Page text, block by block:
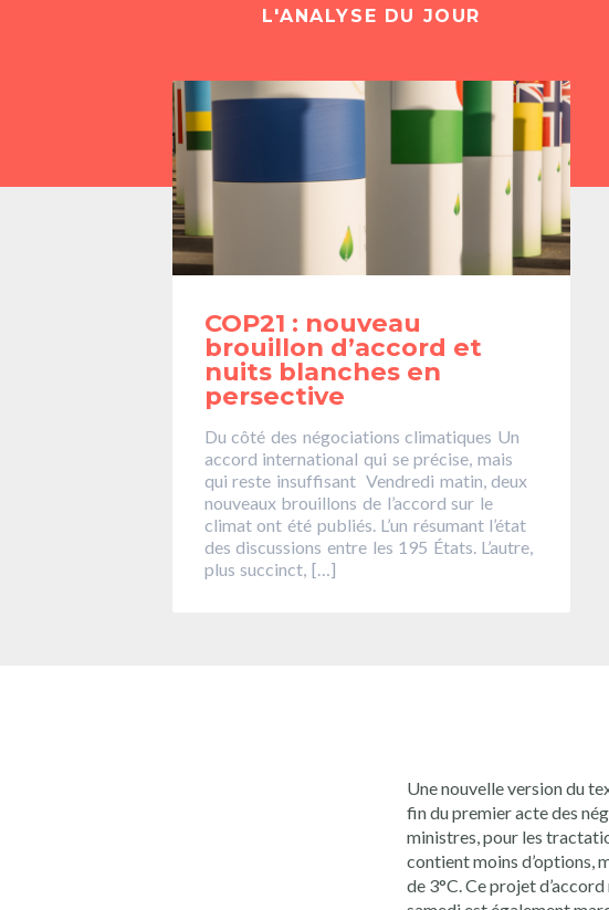
L'ANALYSE DU JOUR
COP21 : nouveau
brouillon d’accord et
nuits blanches en
persective
Du côté des négociations climatiques Un
accord international qui se précise, mais
qui reste insuffisant Vendredi matin, deux
nouveaux brouillons de l’accord sur le
climat ont été publiés. L’un résumant l’état
des discussions entre les 195 États. L’autre,
plus succinct, […]
GRAND RASSEMBLEMENT FESTIF
AVANT LE DÉPART DE LA PARADE
AU
#SOMMETCITOYEN!
PIC.TWITTER.COM/
— Alternatiba Paris (@alternatiba75)
Une nouvelle version du
fin du premier acte des
ministres, pour les
contient moins d’options,
de 3°C. Ce projet